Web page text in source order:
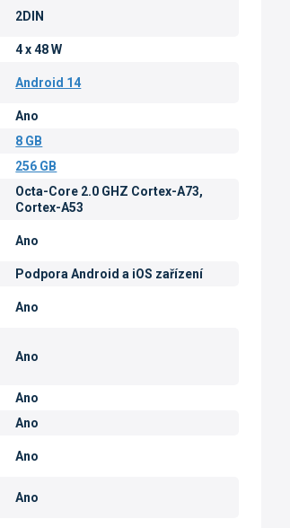
2DIN
4 x 48 W
Android 14
Ano
8 GB
256 GB
Octa-Core 2.0 GHZ Cortex-A73,
Cortex-A53
Ano
Podpora Android a iOS zařízení
Ano
Ano
Ano
Ano
Ano
Ano